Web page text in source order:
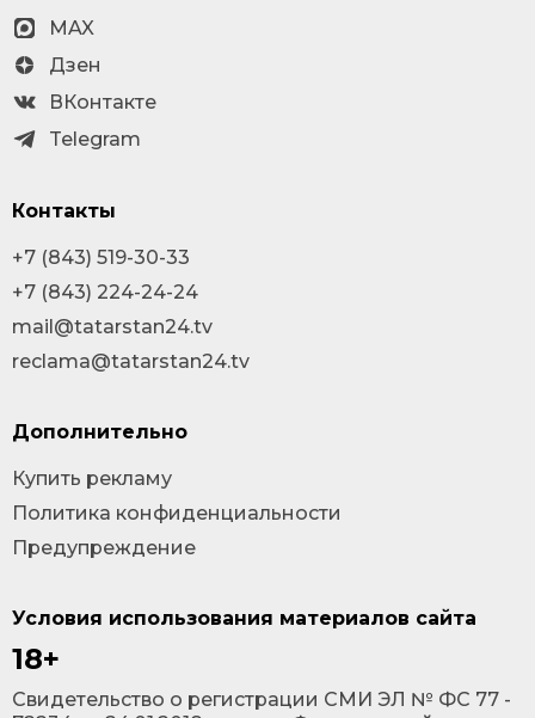
Условия использования материалов сайта
18+
Cвидетельство о регистрации СМИ ЭЛ № ФС 77 -
MAX
Дзен
ВКонтакте
Telegram
Контакты
+7 (843) 519-30-33
+7 (843) 224-24-24
mail@tatarstan24.tv
reclama@tatarstan24.tv
Дополнительно
Купить рекламу
Политика конфиденциальности
Предупреждение